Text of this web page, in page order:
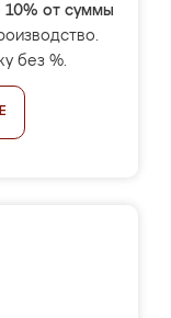
10% от суммы
без %.